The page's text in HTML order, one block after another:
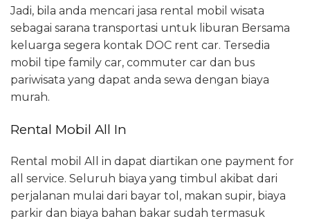
Jadi, bila anda mencari jasa rental mobil wisata
sebagai sarana transportasi untuk liburan Bersama
keluarga segera kontak DOC rent car. Tersedia
mobil tipe family car, commuter car dan bus
pariwisata yang dapat anda sewa dengan biaya
murah.
Rental Mobil All In
Rental mobil All in dapat diartikan one payment for
all service. Seluruh biaya yang timbul akibat dari
perjalanan mulai dari bayar tol, makan supir, biaya
parkir dan biaya bahan bakar sudah termasuk